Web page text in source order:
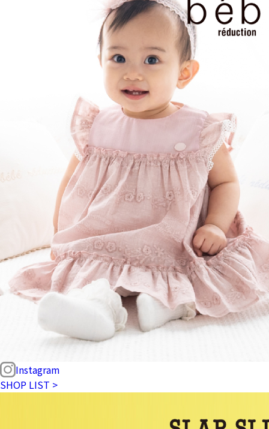
Instagram
SHOP LIST >